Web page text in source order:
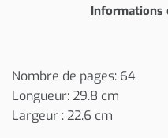
Informations
Nombre de pages: 64
Longueur: 29.8 cm
Largeur : 22.6 cm